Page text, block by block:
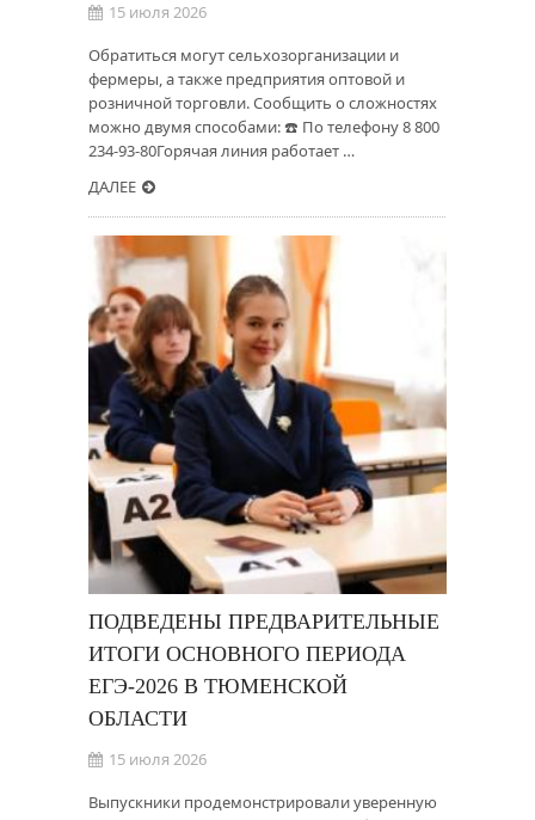
15 июля 2026
Обратиться могут сельхозорганизации и
фермеры, а также предприятия оптовой и
розничной торговли. Сообщить о сложностях
можно двумя способами: ☎️ По телефону 8 800
234-93-80Горячая линия работает …
ДАЛЕЕ
ПОДВЕДЕНЫ ПРЕДВАРИТЕЛЬНЫЕ
ИТОГИ ОСНОВНОГО ПЕРИОДА
ЕГЭ-2026 В ТЮМЕНСКОЙ
ОБЛАСТИ
15 июля 2026
Выпускники продемонстрировали уверенную